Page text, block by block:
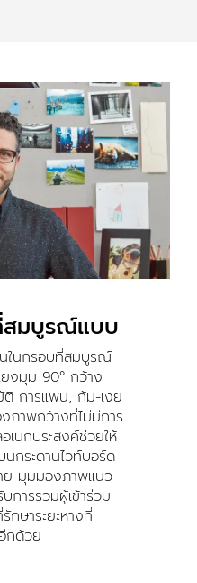
สมบูรณ์แบบ
ในกรอบที่สมบูรณ์
งมุม 90° กว้าง
ติ การแพน, ก้ม-เงย
ภาพกว้างที่ไม่มีการ
นกประสงค์ช่วยให้
กระดานไวท์บอร์ด
ย มุมมองภาพแนว
การรวมผู้เข้าร่วม
กษาระยะห่างที่
กด้วย